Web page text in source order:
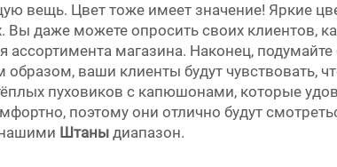
вещь. Цвет тоже имеет значение! Яркие
даже можете опросить своих клиентов,
магазина. Наконец,
ваши клиенты будут чувствовать,
пуховиков с капюшонами, которые
поэтому они отлично будут
Штаны диапазон.